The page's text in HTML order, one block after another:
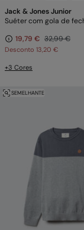
Jack & Jones Junior
19,79 € 32,99 €
Desconto 13,20 €
+3 Cores
SEMELHANTE